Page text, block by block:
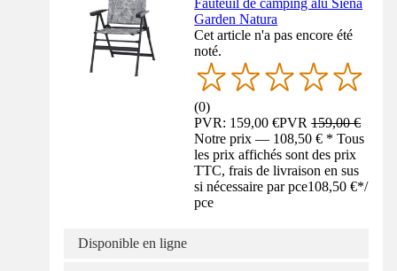
Fauteuil de camping alu Siena
Garden Natura
Cet article n'a pas encore été
noté.
(0)
PVR: 159,00 €PVR159,00 €
Notre prix — 108,50 € * Tous
les prix affichés sont des prix
TTC, frais de livraison en sus
si nécessaire par pce108,50 €*/
pce
Disponible en ligne